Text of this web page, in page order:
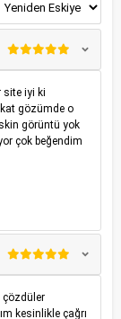
site iyi ki
gözümde o
görüntü yok
çok beğendim
çözdüler
kesinlikle çağrı